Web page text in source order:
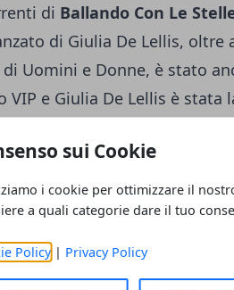
sui Cookie
i cookie per ottimizzare il
a quali categorie dare il tuo
Policy| Privacy Policy
di Ballando Con Le
di Giulia De Lellis, oltre
Uomini e Donne, è stato
e Giulia De Lellis è stata
tifo, commentando e
Casa suInstagram
enigmatica, visto che lui
professioniste dello show del
in lizza per partecipare a
Stelle 2018 è una grossa